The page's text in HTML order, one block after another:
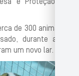
e Proteção dos
de 300 animais já
durante as 15
um novo lar.